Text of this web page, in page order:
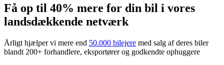
Få op til 40% mere for din bil i vores
landsdækkende netværk
Årligt hjælper vi mere end 50.000 bilejere med salg af deres biler
blandt 200+ forhandlere, eksportører og godkendte ophuggere